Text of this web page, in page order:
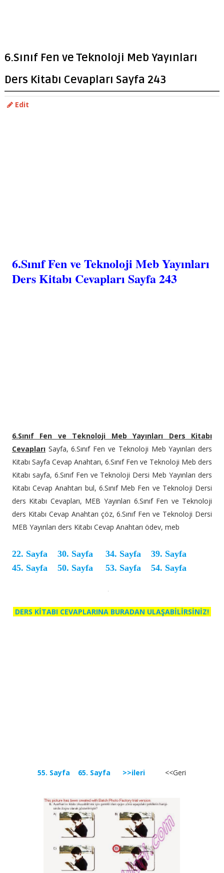
6.Sınıf Fen ve Teknoloji Meb Yayınları
Ders Kitabı Cevapları Sayfa 243
Edit
6.Sınıf Fen ve Teknoloji Meb Yayınları
Ders Kitabı Cevapları Sayfa 243
6.Sınıf Fen ve Teknoloji Meb Yayınları Ders Kitabı
CevaplarıSayfa, 6.Sınıf Fen ve Teknoloji Meb Yayınları ders
Kitabı Sayfa Cevap Anahtarı, 6.Sınıf Fen ve Teknoloji Meb ders
Kitabı sayfa, 6.Sınıf Fen ve Teknoloji Dersi Meb Yayınları ders
Kitabı Cevap Anahtarı bul, 6.Sınıf Meb Fen ve Teknoloji Dersi
ders Kitabı Cevapları, MEB Yayınları 6.Sınıf Fen ve Teknoloji
ders Kitabı Cevap Anahtarı çöz, 6.Sınıf Fen ve Teknoloji Dersi
MEB Yayınları ders Kitabı Cevap Anahtarı ödev, meb
22. Sayfa 30. Sayfa 34. Sayfa 39. Sayfa
45. Sayfa
50. Sayfa 53. Sayfa 54. Sayfa
DERS KİTABI CEVAPLARINA BURADAN ULAŞABİLİRSİNİZ!
55. Sayfa 65. Sayfa >>ileri <<Geri